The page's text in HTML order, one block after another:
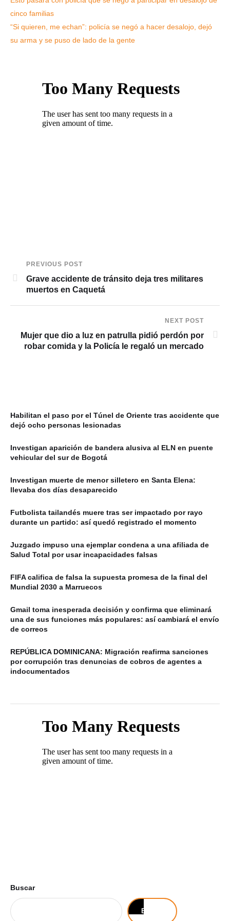
cinco familias
“Si quieren, me echan”: policía se negó a hacer desalojo, dejó
su arma y se puso de lado de la gente
PREVIOUS POST
Grave accidente de tránsito deja tres militares
muertos en Caquetá
NEXT POST
Mujer que dio a luz en patrulla pidió perdón por
robar comida y la Policía le regaló un mercado
Habilitan el paso por el Túnel de Oriente tras accidente que
dejó ocho personas lesionadas
Investigan aparición de bandera alusiva al ELN en puente
vehicular del sur de Bogotá
Investigan muerte de menor silletero en Santa Elena:
llevaba dos días desaparecido
Futbolista tailandés muere tras ser impactado por rayo
durante un partido: así quedó registrado el momento
Juzgado impuso una ejemplar condena a una afiliada de
Salud Total por usar incapacidades falsas
FIFA califica de falsa la supuesta promesa de la final del
Mundial 2030 a Marruecos
Gmail toma inesperada decisión y confirma que eliminará
una de sus funciones más populares: así cambiará el envío
de correos
REPÚBLICA DOMINICANA: Migración reafirma sanciones
por corrupción tras denuncias de cobros de agentes a
indocumentados
Buscar
Buscar